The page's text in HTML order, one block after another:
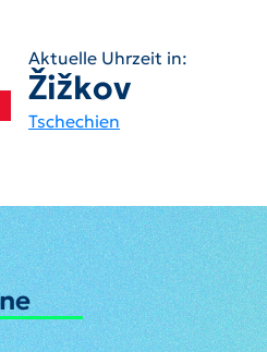
Aktuelle Uhrzeit in:
Žižkov
Tschechien